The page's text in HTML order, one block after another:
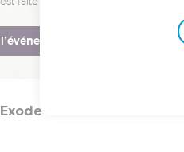
n’importe quel travail d’artisan
© Société biblique française –
Exode